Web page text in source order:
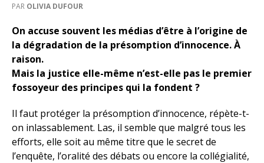
PAR OLIVIA DUFOUR
On accuse souvent les médias d’être à l’origine de
la dégradation de la présomption d’innocence. À
raison.
Mais la justice elle-même n’est-elle pas le premier
fossoyeur des principes qui la fondent ?
Il faut protéger la présomption d’innocence, répète-t-
on inlassablement. Las, il semble que malgré tous les
efforts, elle soit au même titre que le secret de
l’enquête, l’oralité des débats ou encore la collégialité,